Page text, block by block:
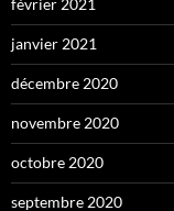
février 2021
janvier 2021
décembre 2020
novembre 2020
octobre 2020
septembre 2020